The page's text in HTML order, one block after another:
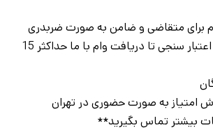
برای متقاضی و ضامن به صورت ضربدری
** از افتتاح حساب, اعتبار سنجی تا دریافت وام با ما حداکثر 15
امتیاز به صورت حضوری در تهران
بیشتر تماس بگیرید**